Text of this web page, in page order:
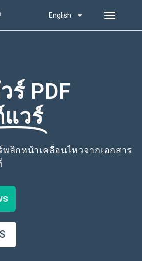
English
ร์ PDF
วร์
พลิกหน้าเคลื่อนไหวจากเอกสาร